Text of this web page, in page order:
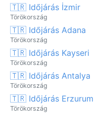
🇹🇷 Időjárás İzmir
Törökország
🇹🇷 Időjárás Adana
Törökország
🇹🇷 Időjárás Kayseri
Törökország
🇹🇷 Időjárás Antalya
Törökország
🇹🇷 Időjárás Erzurum
Törökország